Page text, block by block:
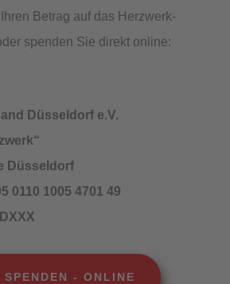
Betrag auf das Herzwerk-
spenden Sie direkt online:
Düsseldorf e.V.
Düsseldorf
0110 1005 4701 49
SPENDEN - ONLINE